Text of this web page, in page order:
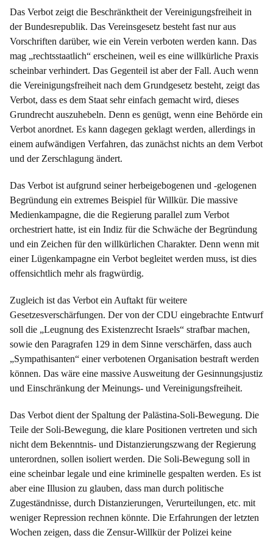
Das Verbot zeigt die Beschränktheit der Vereinigungsfreiheit in
der Bundesrepublik. Das Vereinsgesetz besteht fast nur aus
Vorschriften darüber, wie ein Verein verboten werden kann. Das
mag „rechtsstaatlich“ erscheinen, weil es eine willkürliche Praxis
scheinbar verhindert. Das Gegenteil ist aber der Fall. Auch wenn
die Vereinigungsfreiheit nach dem Grundgesetz besteht, zeigt das
Verbot, dass es dem Staat sehr einfach gemacht wird, dieses
Grundrecht auszuhebeln. Denn es genügt, wenn eine Behörde ein
Verbot anordnet. Es kann dagegen geklagt werden, allerdings in
einem aufwändigen Verfahren, das zunächst nichts an dem Verbot
und der Zerschlagung ändert.
Das Verbot ist aufgrund seiner herbeigebogenen und -gelogenen
Begründung ein extremes Beispiel für Willkür. Die massive
Medienkampagne, die die Regierung parallel zum Verbot
orchestriert hatte, ist ein Indiz für die Schwäche der Begründung
und ein Zeichen für den willkürlichen Charakter. Denn wenn mit
einer Lügenkampagne ein Verbot begleitet werden muss, ist dies
offensichtlich mehr als fragwürdig.
Zugleich ist das Verbot ein Auftakt für weitere
Gesetzesverschärfungen. Der von der CDU eingebrachte Entwurf
soll die „Leugnung des Existenzrecht Israels“ strafbar machen,
sowie den Paragrafen 129 in dem Sinne verschärfen, dass auch
„Sympathisanten“ einer verbotenen Organisation bestraft werden
können. Das wäre eine massive Ausweitung der Gesinnungsjustiz
und Einschränkung der Meinungs- und Vereinigungsfreiheit.
Das Verbot dient der Spaltung der Palästina-Soli-Bewegung. Die
Teile der Soli-Bewegung, die klare Positionen vertreten und sich
nicht dem Bekenntnis- und Distanzierungszwang der Regierung
unterordnen, sollen isoliert werden. Die Soli-Bewegung soll in
eine scheinbar legale und eine kriminelle gespalten werden. Es ist
aber eine Illusion zu glauben, dass man durch politische
Zugeständnisse, durch Distanzierungen, Verurteilungen, etc. mit
weniger Repression rechnen könnte. Die Erfahrungen der letzten
Wochen zeigen, dass die Zensur-Willkür der Polizei keine